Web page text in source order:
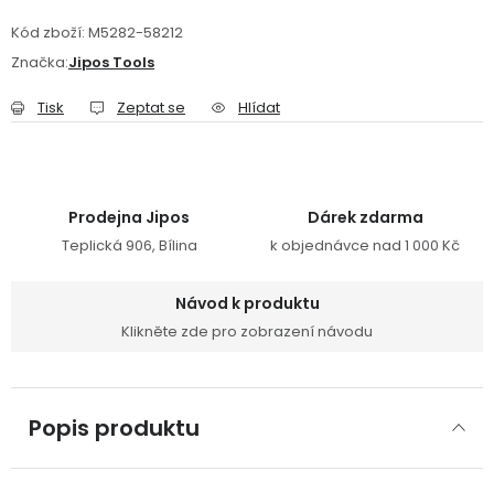
Kód zboží: M5282-58212
Značka:Jipos Tools
Tisk Zeptat se Hlídat
Prodejna Jipos
Teplická 906, Bílina
Dárek zdarma
k objednávce nad 1 000 Kč
Návod k produktu
Klikněte zde pro zobrazení návodu
Popis produktu